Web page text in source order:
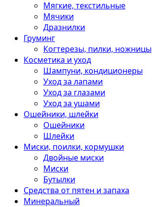
Мягкие, текстильные
Мячики
Дразнилки
Груминг
Когтерезы, пилки, ножницы
Косметика и уход
Шампуни, кондиционеры
Уход за лапами
Уход за глазами
Уход за ушами
Ошейники, шлейки
Ошейники
Шлейки
Миски, поилки, кормушки
Двойные миски
Миски
Бутылки
Средства от пятен и запаха
Минеральный